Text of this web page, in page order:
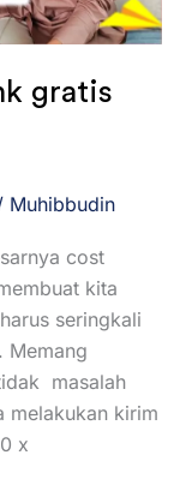
gratis
Muhibbudin
cost
kita
seringkali
Memang
masalah
melakukan kirim
x